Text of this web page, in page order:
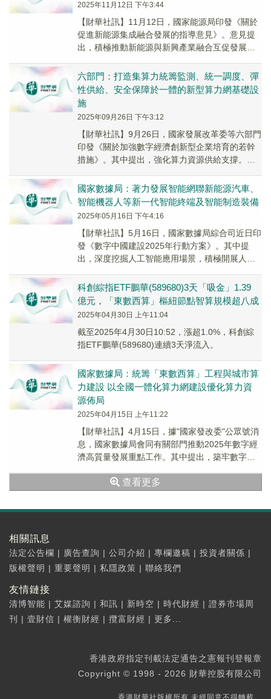
2025年11月12日 下午3:44
【財華社訊】11月12日，國家能源局印發《關於
促進新能源集成融合發展的指導意見》。意見提
出，積極推動新能源與新興產業融合互促發展。
需求和...
六部門：打造集算力統籌監測、統一調度、彈
性供給、安全保障於一體的新型算力網基礎設
施
2025年09月26日 下午3:12
【財華社訊】9月26日，國家發展改革委等六部門
印發《關於加強數字經濟創新型企業培育的若幹
措施》。其中提出，強化算力資源供給支撐。深
求，堅...
國家數據局：著力發展智能網聯新能源汽車、
智能機器人等新一代智能終端及智能制造裝備
2025年05月16日 下午4:16
【財華社訊】5月16日，國家數據局綜合司近日印
發《數字中國建設2025年行動方案》。其中提
出，深度挖掘人工智能應用場景，積極開展人工
源汽...
科創綜指ETF鵬華(589680)3天「吸金」1.39
億元，「東數西算」樞紐節點智算規模超八成
2025年04月30日 上午11:04
截至2025年4月30日10:52，漲超1.0%，科創綜
指ETF鵬華(589680)連續3天淨流入。
國家數據局：統籌「東數西算」工程與城市算
力建設 以全國一體化算力網建設優化算力資
源佈局
2025年04月15日 上午11:22
【財華社訊】4月15日，據"國家發改委"公眾號消
息，國家數據局會同有關部門推動2025年數字經
濟高質量發展重點工作。其中提出，築牢數字基
查看更多
相關訊息
法定公告欄 | 廣告查詢 | 公司介紹 | 專欄邀稿 | 投資者關係 |
版權聲明 | 重要聲明 | 私隱政策 | 聯絡我們
友情鏈接
清博智能 | 艾媒諮詢 | 和訊 | 新時空 | 時代財經 | 證券市場周
刊
| 壹財信 | 權衡財經 | 攬富財經 | 更多...
香港政府指定刊載法定通告之憲報刊登報章
Copyright © 1998 - 2026 財華控股有限公司